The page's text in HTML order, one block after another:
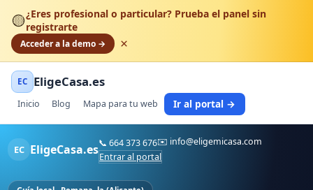
🟡¿Eres profesional o particular? Prueba el panel sin
registrarte
Acceder a la demo → ×
EC EligeCasa.es
Inicio Blog Mapa para tu web Ir al portal →
EC EligeCasa.es📞664 373 676✉️ info@eligemicasa.com
Entrar al portal